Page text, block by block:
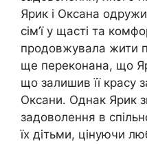
Ярик і Оксана
сім’ї у щасті та
продовжувала жити
ще переконана, що
що залишив її красу
Оксани. Однак Ярик
задоволення в
їх дітьми, цінуючи